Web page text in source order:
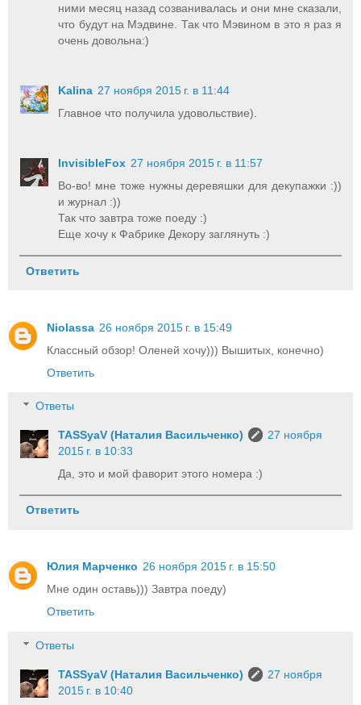
ними месяц назад созванивалась и они мне сказали,
что будут на Мэдвине. Так что Мэвином в это я раз я
очень довольна:)
Kalina 27 ноября 2015 г. в 11:44
Главное что получила удовольствие).
InvisibleFox 27 ноября 2015 г. в 11:57
Во-во! мне тоже нужны деревяшки для декупажки :))
и журнал :))
Так что завтра тоже поеду :)
Еще хочу к Фабрике Декору заглянуть :)
Ответить
Niolassa 26 ноября 2015 г. в 15:49
Классный обзор! Оленей хочу))) Вышитых, конечно)
Ответить
Ответы
TASSyaV (Наталия Васильченко)
27 ноября
2015 г. в 10:33
Да, это и мой фаворит этого номера :)
Ответить
Юлия Марченко 26 ноября 2015 г. в 15:50
Мне один оставь))) Завтра поеду)
Ответить
Ответы
TASSyaV (Наталия Васильченко)
27 ноября
2015 г. в 10:40